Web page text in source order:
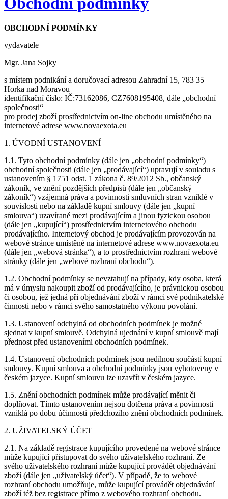
OBCHODNÍ PODMÍNKY
vydavatele
Mgr. Jana Sojky
s místem podnikání a doručovací adresou Zahradní 15, 783 35
Horka nad Moravou
identifikační číslo: IČ:73162086, CZ7608195408, dále „obchodní
společnosti“
pro prodej zboží prostřednictvím on-line obchodu umístěného na
internetové adrese www.novaexota.eu
1. ÚVODNÍ USTANOVENÍ
1.1. Tyto obchodní podmínky (dále jen „obchodní podmínky“)
obchodní společnosti (dále jen „prodávající“) upravují v souladu s
ustanovením § 1751 odst. 1 zákona č. 89/2012 Sb., občanský
zákoník, ve znění pozdějších předpisů (dále jen „občanský
zákoník“) vzájemná práva a povinnosti smluvních stran vzniklé v
souvislosti nebo na základě kupní smlouvy (dále jen „kupní
smlouva“) uzavírané mezi prodávajícím a jinou fyzickou osobou
(dále jen „kupující“) prostřednictvím internetového obchodu
prodávajícího. Internetový obchod je prodávajícím provozován na
webové stránce umístěné na internetové adrese www.novaexota.eu
(dále jen „webová stránka“), a to prostřednictvím rozhraní webové
stránky (dále jen „webové rozhraní obchodu“).
1.2. Obchodní podmínky se nevztahují na případy, kdy osoba, která
má v úmyslu nakoupit zboží od prodávajícího, je právnickou osobou
či osobou, jež jedná při objednávání zboží v rámci své podnikatelské
činnosti nebo v rámci svého samostatného výkonu povolání.
1.3. Ustanovení odchylná od obchodních podmínek je možné
sjednat v kupní smlouvě. Odchylná ujednání v kupní smlouvě mají
přednost před ustanoveními obchodních podmínek.
1.4. Ustanovení obchodních podmínek jsou nedílnou součástí kupní
smlouvy. Kupní smlouva a obchodní podmínky jsou vyhotoveny v
českém jazyce. Kupní smlouvu lze uzavřít v českém jazyce.
1.5. Znění obchodních podmínek může prodávající měnit či
doplňovat. Tímto ustanovením nejsou dotčena práva a povinnosti
vzniklá po dobu účinnosti předchozího znění obchodních podmínek.
2. UŽIVATELSKÝ ÚČET
2.1. Na základě registrace kupujícího provedené na webové stránce
může kupující přistupovat do svého uživatelského rozhraní. Ze
svého uživatelského rozhraní může kupující provádět objednávání
zboží (dále jen „uživatelský účet“). V případě, že to webové
rozhraní obchodu umožňuje, může kupující provádět objednávání
zboží též bez registrace přímo z webového rozhraní obchodu.